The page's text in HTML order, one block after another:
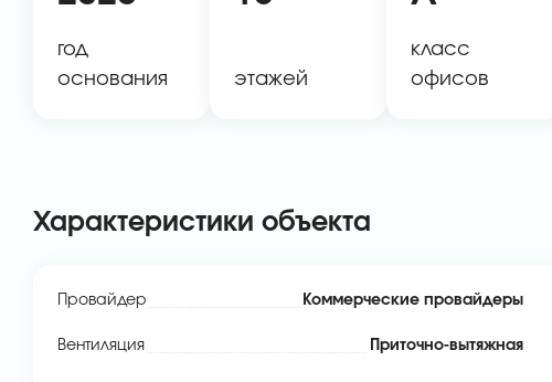
год
основания
этажей
класс
офисов
Характеристики объекта
Провайдер Коммерческие провайдеры
Вентиляция Приточно-вытяжная